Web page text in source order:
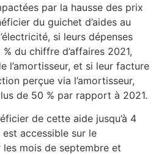
par la hausse des prix
du guichet d’aides au
si leurs dépenses
du chiffre d’affaires 2021,
l’amortisseur, et si leur facture
perçue via l’amortisseur,
de 50 % par rapport à 2021.
de cette aide jusqu’à 4
est accessible sur le
les mois de septembre et